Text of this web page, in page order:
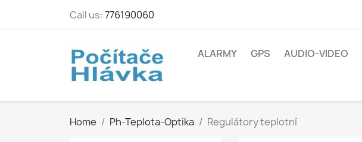
Call us:776190060
ALARMY GPS AUDIO-VIDEO
Home Ph-Teplota-Optika Regulátory teplotní